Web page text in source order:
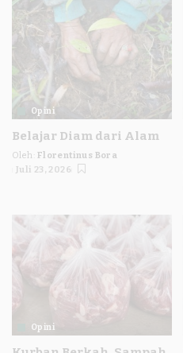
Opini
Belajar Diam dari Alam
Posted
by
Oleh: Florentinus Bora
Juli 23, 2026
Opini